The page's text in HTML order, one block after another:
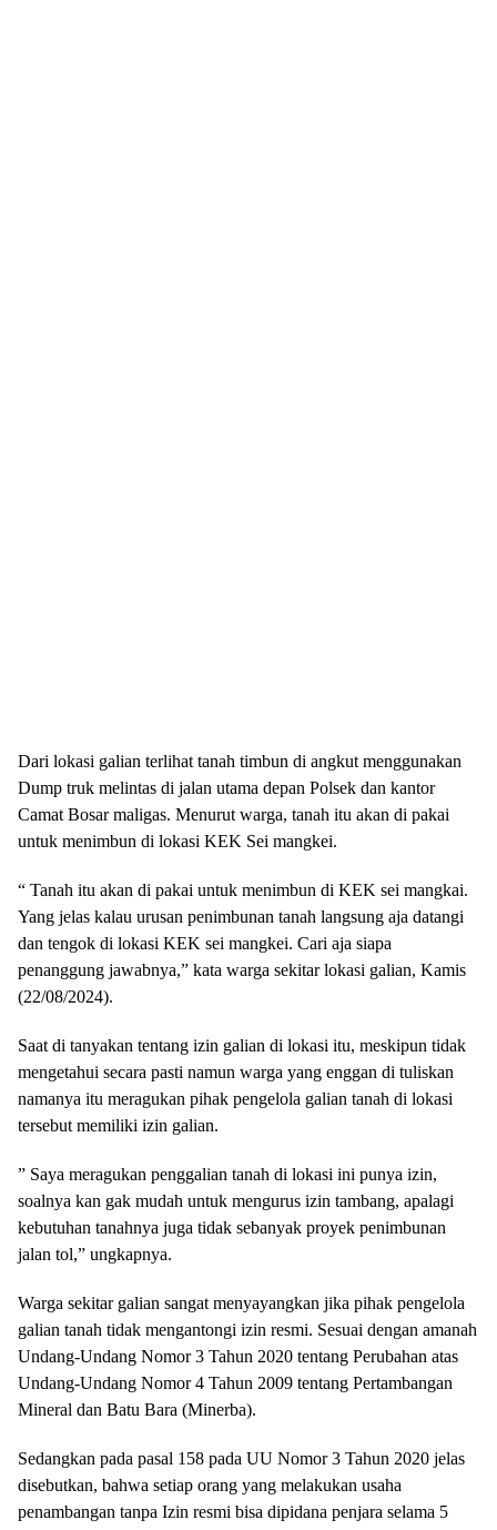
Dari lokasi galian terlihat tanah timbun di angkut menggunakan
Dump truk melintas di jalan utama depan Polsek dan kantor
Camat Bosar maligas. Menurut warga, tanah itu akan di pakai
untuk menimbun di lokasi KEK Sei mangkei.
“ Tanah itu akan di pakai untuk menimbun di KEK sei mangkai.
Yang jelas kalau urusan penimbunan tanah langsung aja datangi
dan tengok di lokasi KEK sei mangkei. Cari aja siapa
penanggung jawabnya,” kata warga sekitar lokasi galian, Kamis
(22/08/2024).
Saat di tanyakan tentang izin galian di lokasi itu, meskipun tidak
mengetahui secara pasti namun warga yang enggan di tuliskan
namanya itu meragukan pihak pengelola galian tanah di lokasi
tersebut memiliki izin galian.
” Saya meragukan penggalian tanah di lokasi ini punya izin,
soalnya kan gak mudah untuk mengurus izin tambang, apalagi
kebutuhan tanahnya juga tidak sebanyak proyek penimbunan
jalan tol,” ungkapnya.
Warga sekitar galian sangat menyayangkan jika pihak pengelola
galian tanah tidak mengantongi izin resmi. Sesuai dengan amanah
Undang-Undang Nomor 3 Tahun 2020 tentang Perubahan atas
Undang-Undang Nomor 4 Tahun 2009 tentang Pertambangan
Mineral dan Batu Bara (Minerba).
Sedangkan pada pasal 158 pada UU Nomor 3 Tahun 2020 jelas
disebutkan, bahwa setiap orang yang melakukan usaha
penambangan tanpa Izin resmi bisa dipidana penjara selama 5